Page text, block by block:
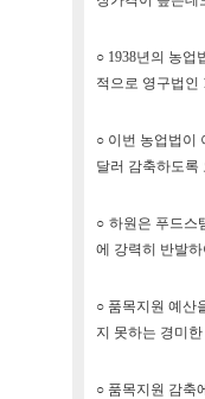
○ 1938년의 농업
적으로 영구법인
○ 이번 농업법이
달러 감축하도록
○ 하원은 푸드스
에 강력히 반발
○ 품목지원 예산
지 못하는 경미
○ 품목지원 감축